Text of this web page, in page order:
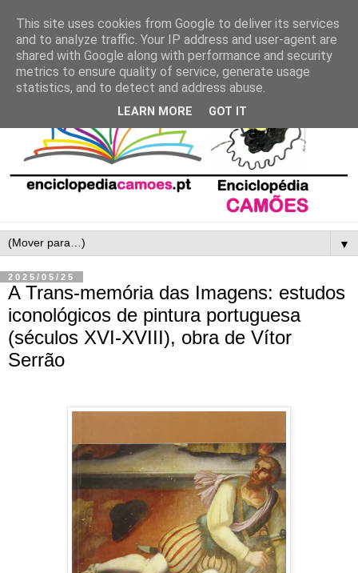
▼
2025/05/25
A Trans-memória das Imagens: estudos
iconológicos de pintura portuguesa
(séculos XVI-XVIII), obra de Vítor
Serrão
This site uses cookies from Google to deliver its services
and to analyze traffic. Your IP address and user-agent are
shared with Google along with performance and security
metrics to ensure quality of service, generate usage
statistics, and to detect and address abuse.
LEARN MORE GOT IT